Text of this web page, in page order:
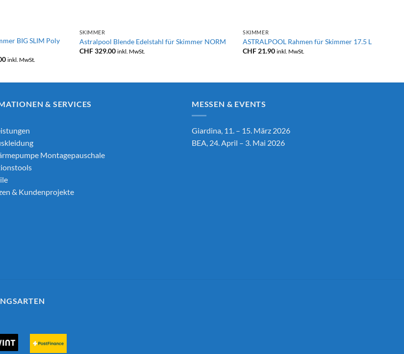
BIG SLIM Poly
Preisspanne:
inkl. MwSt.
SKIMMER
Astralpool Blende Edelstahl für Skimmer NORM
CHF329.00 inkl. MwSt.
SKIMMER
ASTRALPOOL Rahmen für Skimmer 17.5 L
CHF 21.90 inkl. MwSt.
& SERVICES
Montagepauschale
& Kundenprojekte
MESSEN & EVENTS
Giardina, 11. – 15. März 2026
BEA, 24. April – 3. Mai 2026